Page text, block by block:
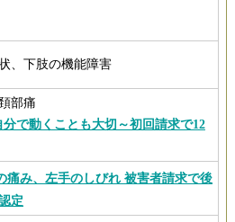
、下肢の機能障害
部痛
分で動くことも大切～初回請求で12
痛み、左手のしびれ 被害者請求で後
定